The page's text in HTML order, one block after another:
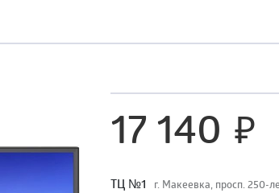
17 140
TЦ №1 г. Макеевка, просп. 250-